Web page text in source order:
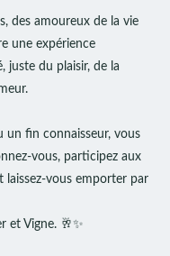
des amoureux de la vie
une expérience
juste du plaisir, de la
un fin connaisseur, vous
vous, participez aux
laissez-vous emporter par
et Vigne. 🥂✨